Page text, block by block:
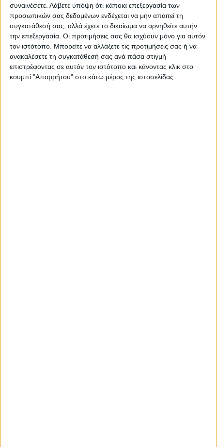
συναινέσετε. Λάβετε υπόψη ότι κάποια επεξεργασία των
προσωπικών σας δεδομένων ενδέχεται να μην απαιτεί τη
συγκατάθεσή σας, αλλά έχετε το δικαίωμα να αρνηθείτε αυτήν
την επεξεργασία. Οι προτιμήσεις σας θα ισχύουν μόνο για αυτόν
τον ιστότοπο. Μπορείτε να αλλάξετε τις προτιμήσεις σας ή να
ανακαλέσετε τη συγκατάθεσή σας ανά πάσα στιγμή
επιστρέφοντας σε αυτόν τον ιστότοπο και κάνοντας κλικ στο
κουμπί "Απορρήτου" στο κάτω μέρος της ιστοσελίδας.